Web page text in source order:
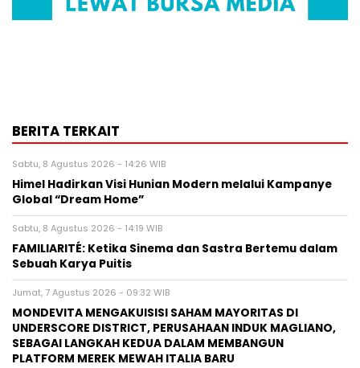
BERITA TERKAIT
Sabtu, 8 Agustus 2026 - 14:26 WIB
Himel Hadirkan Visi Hunian Modern melalui Kampanye
Global “Dream Home”
Sabtu, 8 Agustus 2026 - 14:19 WIB
FAMILIARITÉ: Ketika Sinema dan Sastra Bertemu dalam
Sebuah Karya Puitis
Jumat, 7 Agustus 2026 - 09:32 WIB
MONDEVITA MENGAKUISISI SAHAM MAYORITAS DI
UNDERSCORE DISTRICT, PERUSAHAAN INDUK MAGLIANO,
SEBAGAI LANGKAH KEDUA DALAM MEMBANGUN
PLATFORM MEREK MEWAH ITALIA BARU